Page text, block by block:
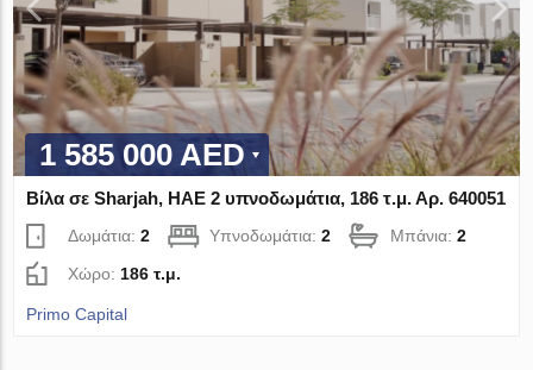
1 585 000 AED
Βίλα σε Sharjah, ΗΑΕ 2 υπνοδωμάτια, 186 τ.μ. Αρ. 640051
Δωμάτια:2 Υπνοδωμάτια:2 Μπάνια:2
Χώρο: 186 τ.μ.
Primo Capital